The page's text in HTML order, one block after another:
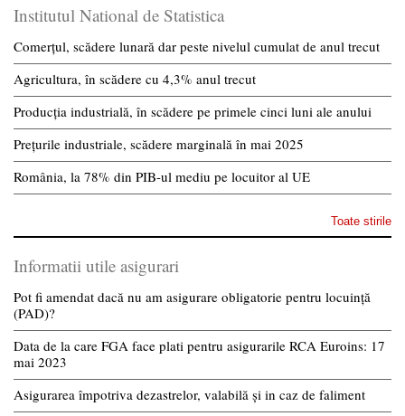
Institutul National de Statistica
Comerțul, scădere lunară dar peste nivelul cumulat de anul trecut
Agricultura, în scădere cu 4,3% anul trecut
Producția industrială, în scădere pe primele cinci luni ale anului
Prețurile industriale, scădere marginală în mai 2025
România, la 78% din PIB-ul mediu pe locuitor al UE
Toate stirile
Informatii utile asigurari
Pot fi amendat dacă nu am asigurare obligatorie pentru locuință
(PAD)?
Data de la care FGA face plati pentru asigurarile RCA Euroins: 17
mai 2023
Asigurarea împotriva dezastrelor, valabilă și in caz de faliment